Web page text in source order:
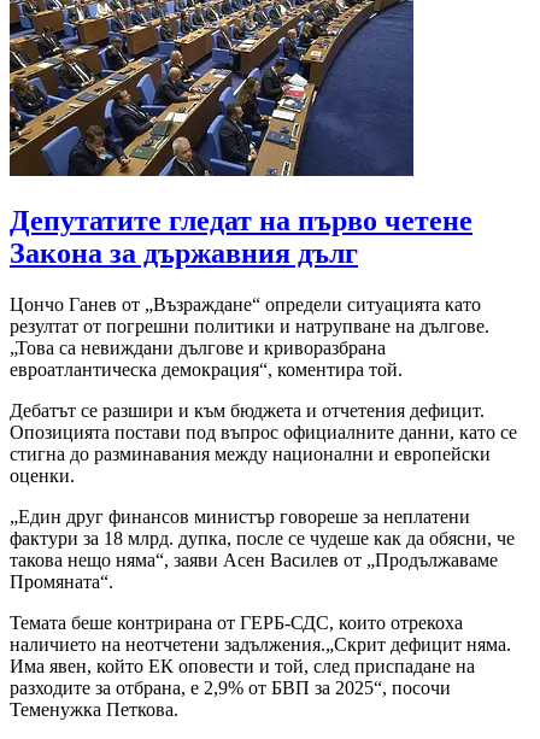
Депутатите гледат на първо четене
Закона за държавния дълг
Цончо Ганев от „Възраждане“ определи ситуацията като
резултат от погрешни политики и натрупване на дългове.
„Това са невиждани дългове и криворазбрана
евроатлантическа демокрация“, коментира той.
Дебатът се разшири и към бюджета и отчетения дефицит.
Опозицията постави под въпрос официалните данни, като се
стигна до разминавания между национални и европейски
оценки.
„Един друг финансов министър говореше за неплатени
фактури за 18 млрд. дупка, после се чудеше как да обясни, че
такова нещо няма“, заяви Асен Василев от „Продължаваме
Промяната“.
Темата беше контрирана от ГЕРБ-СДС, които отрекоха
наличието на неотчетени задължения.„Скрит дефицит няма.
Има явен, който ЕК оповести и той, след приспадане на
разходите за отбрана, е 2,9% от БВП за 2025“, посочи
Теменужка Петкова.